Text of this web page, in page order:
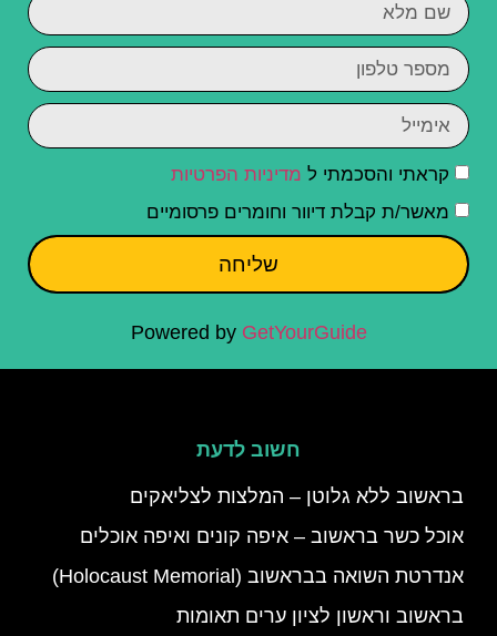
קראתי והסכמתי ל מדיניות הפרטיות
מאשר/ת קבלת דיוור וחומרים פרסומיים
שליחה
Powered by GetYourGuide
חשוב לדעת
בראשוב ללא גלוטן – המלצות לצליאקים
אוכל כשר בראשוב – איפה קונים ואיפה אוכלים
אנדרטת השואה בבראשוב (Holocaust Memorial)
בראשוב וראשון לציון ערים תאומות